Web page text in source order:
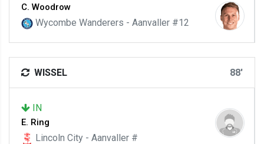
C. Woodrow
Wycombe Wanderers - Aanvaller #12
WISSEL 88'
IN
E. Ring
Lincoln City - Aanvaller #